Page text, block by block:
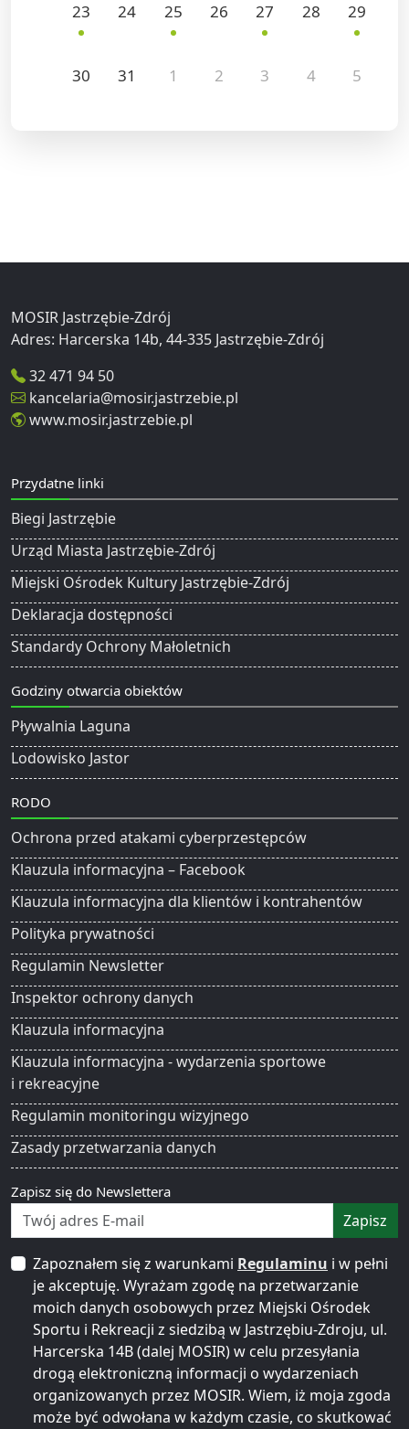
23 24 25 26 27 28 29
30 31 1 2 3 4 5
MOSIR Jastrzębie-Zdrój
32 471 94 50
kancelaria@mosir.jastrzebie.pl
www.mosir.jastrzebie.pl
Przydatne linki
Biegi Jastrzębie
Urząd Miasta Jastrzębie-Zdrój
Miejski Ośrodek Kultury Jastrzębie-Zdrój
Deklaracja dostępności
Standardy Ochrony Małoletnich
Godziny otwarcia obiektów
Pływalnia Laguna
Lodowisko Jastor
RODO
Ochrona przed atakami cyberprzestępców
Klauzula informacyjna – Facebook
Klauzula informacyjna dla klientów i kontrahentów
Polityka prywatności
Regulamin Newsletter
Inspektor ochrony danych
Klauzula informacyjna
Klauzula informacyjna - wydarzenia sportowe
i rekreacyjne
Regulamin monitoringu wizyjnego
Zasady przetwarzania danych
Zapisz się do Newslettera
Zapisz
Zapoznałem się z warunkami Regulaminu i w pełni
je akceptuję. Wyrażam zgodę na przetwarzanie
moich danych osobowych przez Miejski Ośrodek
Sportu i Rekreacji z siedzibą w Jastrzębiu-Zdroju, ul.
Harcerska 14B (dalej MOSIR) w celu przesyłania
drogą elektroniczną informacji o wydarzeniach
organizowanych przez MOSIR. Wiem, iż moja zgoda
może być odwołana w każdym czasie, co skutkować